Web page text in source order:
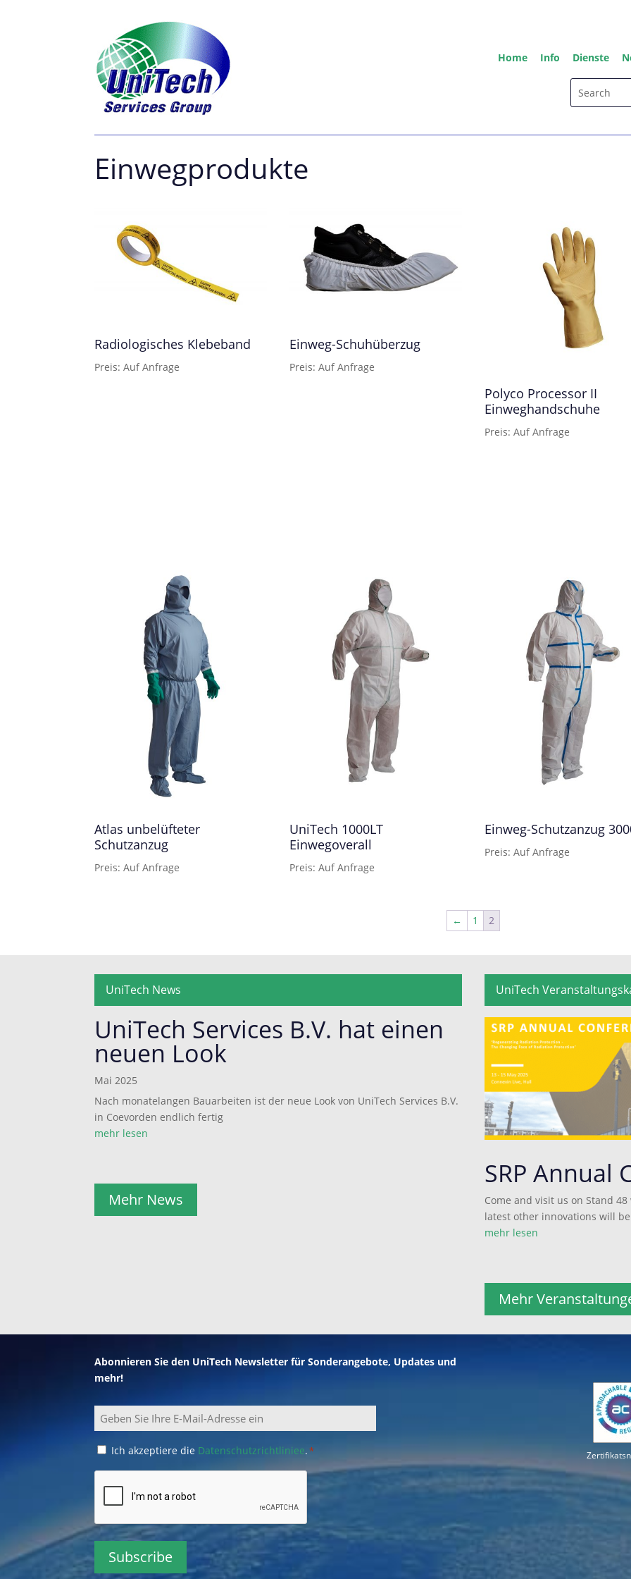
Home Info Dienste
Einwegprodukte
Radiologisches Klebeband
Preis: Auf Anfrage
Einweg-Schuhüberzug
Preis: Auf Anfrage
Polyco Processor II
Einweghandschuhe
Preis: Auf Anfrage
Atlas unbelüfteter
Schutzanzug
Preis: Auf Anfrage
UniTech 1000LT
Einwegoverall
Preis: Auf Anfrage
Einweg-Schutzanzug
Preis: Auf Anfrage
← 1 2
UniTech News
UniTech Services B.V. hat einen
neuen Look
Mai 2025
Nach monatelangen Bauarbeiten ist der neue Look von UniTech Services B.V.
in Coevorden endlich fertig
mehr lesen
Mehr News
UniTech
SRP Annual
Come and visit us on Stand
latest other innovations will
mehr lesen
Mehr
Abonnieren Sie den UniTech Newsletter für Sonderangebote, Updates und
mehr!
Email
Consent
Ich akzeptiere die Datenschutzrichtliniee.*